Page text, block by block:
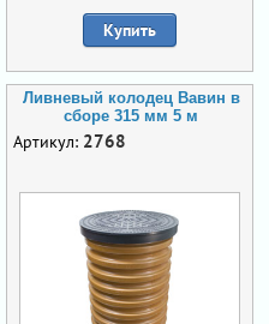
Купить
Ливневый колодец Вавин в
сборе 315 мм 5 м
Артикул: 2768